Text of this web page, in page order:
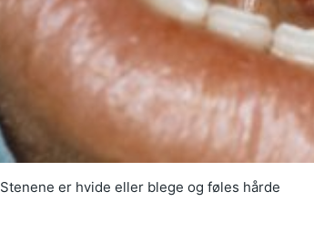
Stenene er hvide eller blege og føles hårde